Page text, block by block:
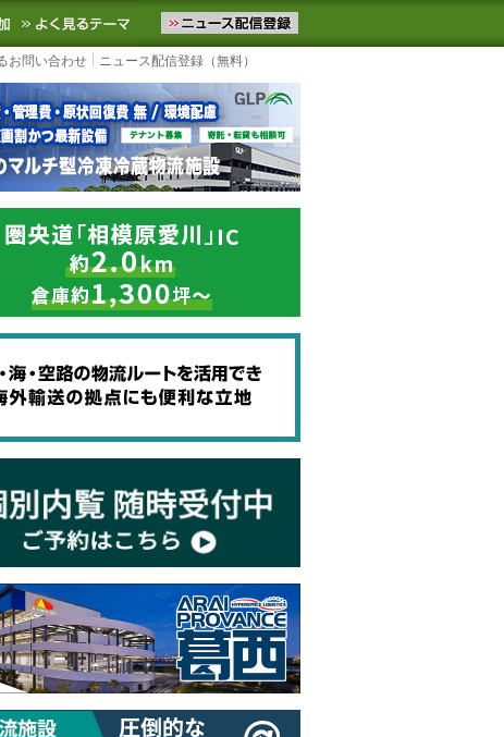
ュースをお届けします。物流ニュースメール配信を登録す
お気に入りに追加 よく見るテーマ
お問い合わせ ニュース配信登録（無料）